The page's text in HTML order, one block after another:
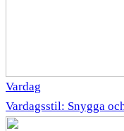
Vardag
Vardagsstil: Snygga